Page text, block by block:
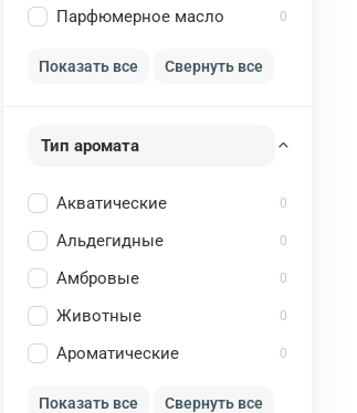
Парфюмерное масло 0
Показать все Свернуть все
Тип аромата
Акватические 0
Альдегидные 0
Амбровые 0
Животные 0
Ароматические 0
Показать все Свернуть все